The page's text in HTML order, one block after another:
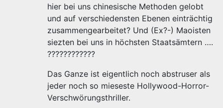
hier bei uns chinesische Methoden gelobt
und auf verschiedensten Ebenen einträchtig
zusammengearbeitet? Und (Ex?-) Maoisten
siezten bei uns in höchsten Staatsämtern ….
????????????
Das Ganze ist eigentlich noch abstruser als
jeder noch so mieseste Hollywood-Horror-
Verschwörungsthriller.